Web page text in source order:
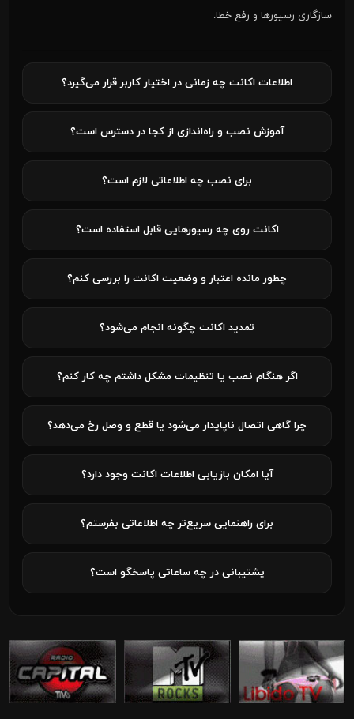
سازگاری رسیورها و رفع خطا.
اطلاعات اکانت چه زمانی در اختیار کاربر قرار می‌گیرد؟
آموزش نصب و راه‌اندازی از کجا در دسترس است؟
برای نصب چه اطلاعاتی لازم است؟
اکانت روی چه رسیورهایی قابل استفاده است؟
چطور مانده اعتبار و وضعیت اکانت را بررسی کنم؟
تمدید اکانت چگونه انجام می‌شود؟
اگر هنگام نصب یا تنظیمات مشکل داشتم چه کار کنم؟
چرا گاهی اتصال ناپایدار می‌شود یا قطع و وصل رخ می‌دهد؟
آیا امکان بازیابی اطلاعات اکانت وجود دارد؟
برای راهنمایی سریع‌تر چه اطلاعاتی بفرستم؟
پشتیبانی در چه ساعاتی پاسخگو است؟